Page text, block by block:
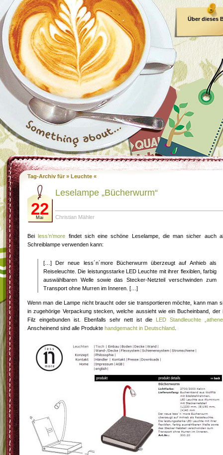
Über dieses
Tag-Archiv für » Leuchte «
22
Mai
Leselampe „Bücherwurm“
Christian Mähler
Beiless’n’more findet sich eine schöne Leselampe, die man sicher auch
Schreiblampe verwenden kann:
[…] Der neue less´n´more Bücherwurm überzeugt auf Anhieb als
Reiseleuchte. Die leistungsstarke LED Leuchte mit ihrer flexiblen, farbig
auswählbaren Welle sowie das Stecker-Netzteil verschwinden zum
Transport ohne Murren im Inneren. […]
Wenn man die Lampe nicht braucht oder sie transportieren möchte, kann man
in zugehörige Verpackung stecken, welche aussieht wie ein Bucheinband, der
Filz eingebunden ist. Ebenfalls sehr nett ist die LED Standleuchte
Anscheinend sind alle Produkte handgemacht in Deutschland